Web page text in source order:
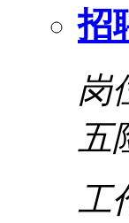
招
岗
五
工